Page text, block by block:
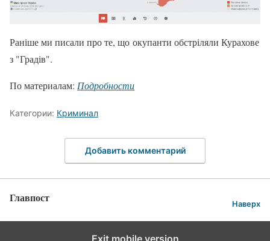
Раніше ми писали про те, що окупанти обстріляли Курахове
з "Градів".
По материалам: Подробности
Категории: Криминал
Добавить комментарий
Главпост Наверх
Exit mobile version